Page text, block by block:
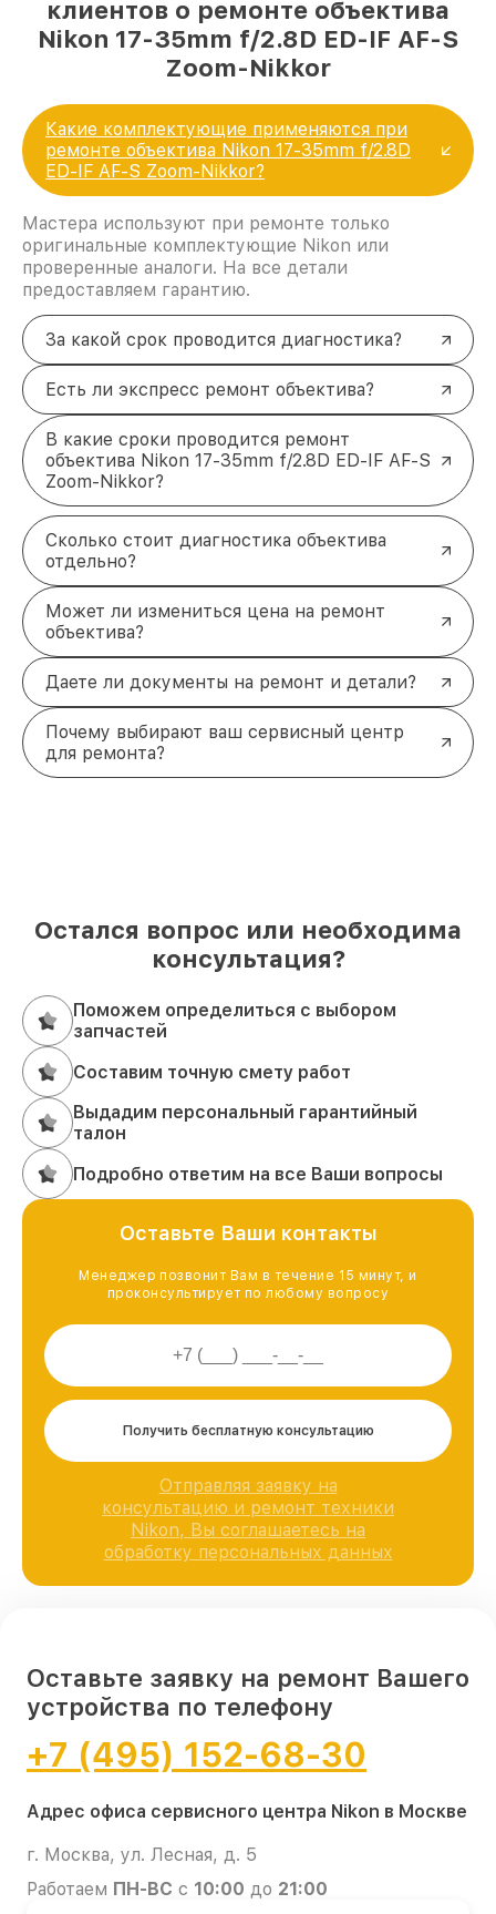
клиентов о ремонте объектива
Nikon 17-35mm f/2.8D ED-IF AF-S
Zoom-Nikkor
Какие комплектующие применяются при
ремонте объектива Nikon 17-35mm f/2.8D
ED-IF AF-S Zoom-Nikkor?
Мастера используют при ремонте только
оригинальные комплектующие Nikon или
проверенные аналоги. На все детали
предоставляем гарантию.
За какой срок проводится диагностика?
Есть ли экспресс ремонт объектива?
В какие сроки проводится ремонт
объектива Nikon 17-35mm f/2.8D ED-IF AF-S
Zoom-Nikkor?
Сколько стоит диагностика объектива
отдельно?
Может ли измениться цена на ремонт
объектива?
Даете ли документы на ремонт и детали?
Почему выбирают ваш сервисный центр
для ремонта?
Остался вопрос или необходима
консультация?
Поможем определиться с выбором
запчастей
Составим точную смету работ
Выдадим персональный гарантийный
талон
Подробно ответим на все Ваши вопросы
Оставьте Ваши контакты
Менеджер позвонит Вам в течение 15 минут, и
проконсультирует по любому вопросу
Получить бесплатную консультацию
Отправляя заявку на
консультацию и ремонт техники
Nikon, Вы соглашаетесь на
обработку персональных данных
Оставьте заявку на ремонт Вашего
устройства по телефону
+7 (495) 152-68-30
Адрес офиса сервисного центра Nikon в Москве
г. Москва, ул. Лесная, д. 5
Работаем ПН-ВС с 10:00 до 21:00